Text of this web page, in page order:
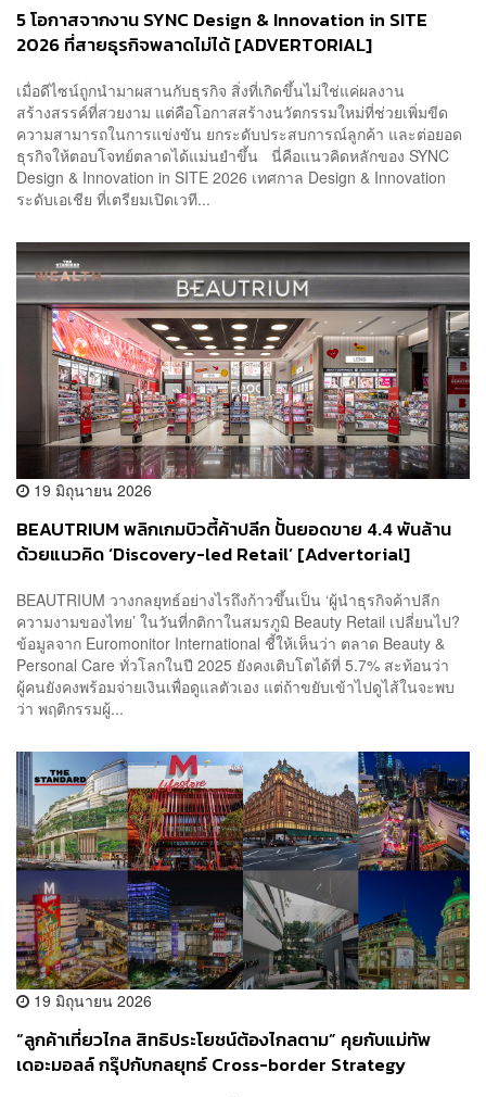
5 โอกาสจากงาน SYNC Design & Innovation in SITE
2026 ที่สายธุรกิจพลาดไม่ได้ [ADVERTORIAL]
เมื่อดีไซน์ถูกนำมาผสานกับธุรกิจ สิ่งที่เกิดขึ้นไม่ใช่แค่ผลงาน
สร้างสรรค์ที่สวยงาม แต่คือโอกาสสร้างนวัตกรรมใหม่ที่ช่วยเพิ่มขีด
ความสามารถในการแข่งขัน ยกระดับประสบการณ์ลูกค้า และต่อยอด
ธุรกิจให้ตอบโจทย์ตลาดได้แม่นยำขึ้น นี่คือแนวคิดหลักของ SYNC
Design & Innovation in SITE 2026 เทศกาล Design & Innovation
ระดับเอเชีย ที่เตรียมเปิดเวที...
19 มิถุนายน 2026
BEAUTRIUM พลิกเกมบิวตี้ค้าปลีก ปั้นยอดขาย 4.4 พันล้าน
ด้วยแนวคิด ‘Discovery-led Retail’ [Advertorial]
BEAUTRIUM วางกลยุทธ์อย่างไรถึงก้าวขึ้นเป็น ‘ผู้นำธุรกิจค้าปลีก
ความงามของไทย’ ในวันที่กติกาในสมรภูมิ Beauty Retail เปลี่ยนไป?
ข้อมูลจาก Euromonitor International ชี้ให้เห็นว่า ตลาด Beauty &
Personal Care ทั่วโลกในปี 2025 ยังคงเติบโตได้ที่ 5.7% สะท้อนว่า
ผู้คนยังคงพร้อมจ่ายเงินเพื่อดูแลตัวเอง แต่ถ้าขยับเข้าไปดูไส้ในจะพบ
ว่า พฤติกรรมผู้...
19 มิถุนายน 2026
“ลูกค้าเที่ยวไกล สิทธิประโยชน์ต้องไกลตาม” คุยกับแม่ทัพ
เดอะมอลล์ กรุ๊ปกับกลยุทธ์ Cross-border Strategy